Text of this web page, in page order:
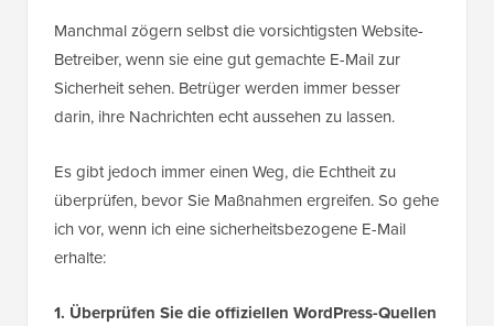
Manchmal zögern selbst die vorsichtigsten Website-
Betreiber, wenn sie eine gut gemachte E-Mail zur
Sicherheit sehen. Betrüger werden immer besser
darin, ihre Nachrichten echt aussehen zu lassen.
Es gibt jedoch immer einen Weg, die Echtheit zu
überprüfen, bevor Sie Maßnahmen ergreifen. So gehe
ich vor, wenn ich eine sicherheitsbezogene E-Mail
erhalte:
1. Überprüfen Sie die offiziellen WordPress-Quellen